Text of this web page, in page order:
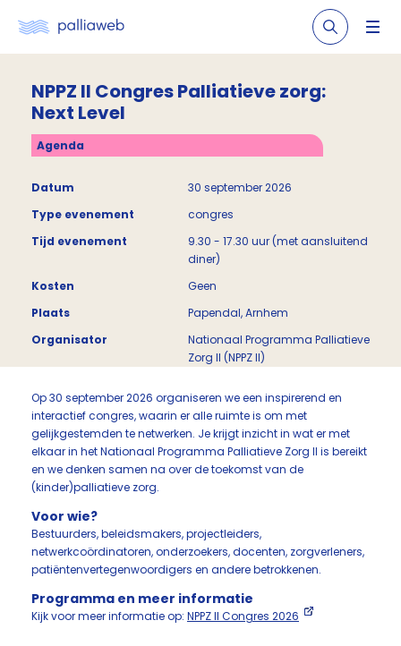
NPPZ II Congres Palliatieve zorg:
Next Level
Agenda
Datum
30 september 2026
Type evenement
congres
Tijd evenement
9.30 - 17.30 uur (met aansluitend
diner)
Kosten
Geen
Plaats
Papendal, Arnhem
Organisator
Nationaal Programma Palliatieve
Zorg II (NPPZ II)
Op 30 september 2026 organiseren we een inspirerend en
interactief congres, waarin er alle ruimte is om met
gelijkgestemden te netwerken. Je krijgt inzicht in wat er met
elkaar in het Nationaal Programma Palliatieve Zorg II is bereikt
en we denken samen na over de toekomst van de
(kinder)palliatieve zorg.
Voor wie?
Bestuurders, beleidsmakers, projectleiders,
netwerkcoördinatoren, onderzoekers, docenten, zorgverleners,
patiëntenvertegenwoordigers en andere betrokkenen.
Programma en meer informatie
Kijk voor meer informatie op: NPPZ II Congres 2026